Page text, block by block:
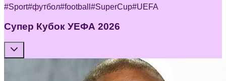
#Sport#футбол#football #SuperCup#UEFA
Супер Кубок УЕФА 2026